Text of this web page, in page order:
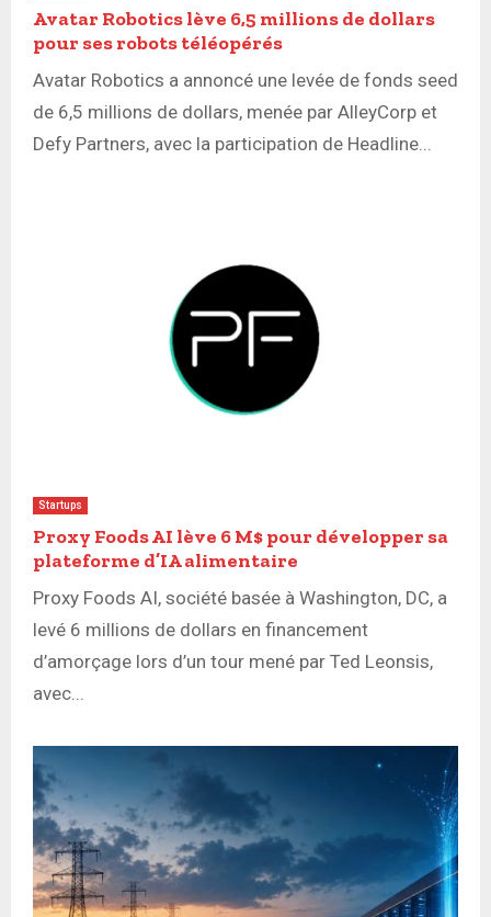
Avatar Robotics lève 6,5 millions de dollars
pour ses robots téléopérés
Avatar Robotics a annoncé une levée de fonds seed
de 6,5 millions de dollars, menée par AlleyCorp et
Defy Partners, avec la participation de Headline...
Startups
Proxy Foods AI lève 6 M$ pour développer sa
plateforme d’IA alimentaire
Proxy Foods AI, société basée à Washington, DC, a
levé 6 millions de dollars en financement
d’amorçage lors d’un tour mené par Ted Leonsis,
avec...